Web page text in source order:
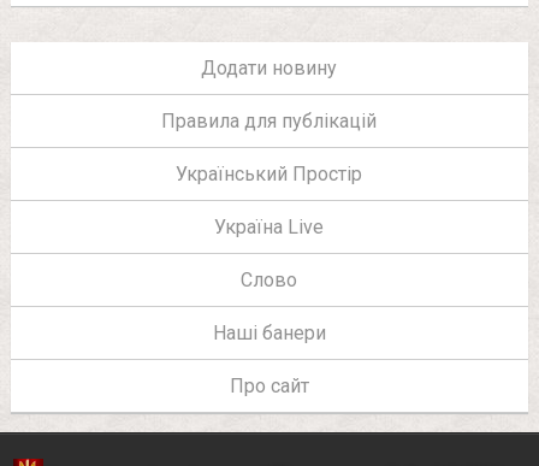
Додати новину
Правила для публікацій
Український Простір
Україна Live
Слово
Наші банери
Про сайт